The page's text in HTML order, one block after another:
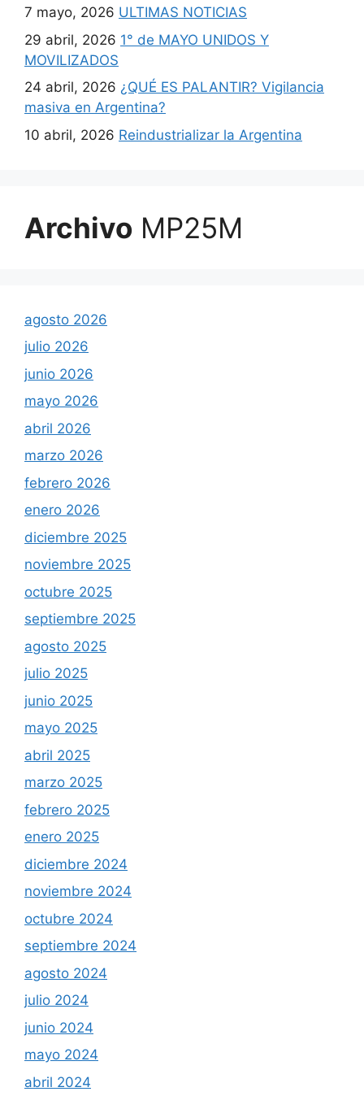
7 mayo, 2026 ULTIMAS NOTICIAS
29 abril, 2026 1° de MAYO UNIDOS Y
MOVILIZADOS
24 abril, 2026 ¿QUÉ ES PALANTIR? Vigilancia
masiva en Argentina?
10 abril, 2026 Reindustrializar la Argentina
Archivo MP25M
agosto 2026
julio 2026
junio 2026
mayo 2026
abril 2026
marzo 2026
febrero 2026
enero 2026
diciembre 2025
noviembre 2025
octubre 2025
septiembre 2025
agosto 2025
julio 2025
junio 2025
mayo 2025
abril 2025
marzo 2025
febrero 2025
enero 2025
diciembre 2024
noviembre 2024
octubre 2024
septiembre 2024
agosto 2024
julio 2024
junio 2024
mayo 2024
abril 2024